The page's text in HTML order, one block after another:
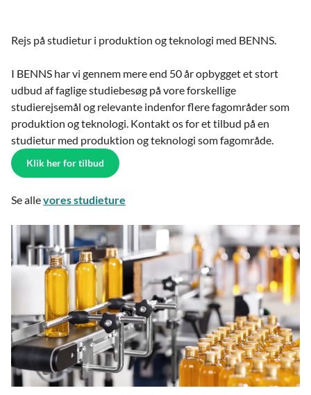
Rejs på studietur i produktion og teknologi med BENNS.
I BENNS har vi gennem mere end 50 år opbygget et stort
udbud af faglige studiebesøg på vore forskellige
studierejsemål og relevante indenfor flere fagområder som
produktion og teknologi. Kontakt os for et tilbud på en
studietur med produktion og teknologi som fagområde.
Klik her for tilbud
Se allevores studieture